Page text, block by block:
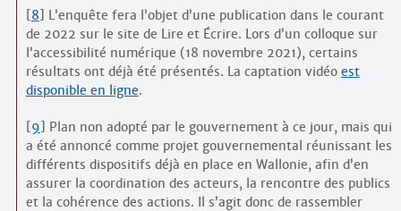
[8] L’enquête fera l’objet d’une publication dans le courant
de 2022 sur le site de Lire et Écrire. Lors d’un colloque sur
l’accessibilité numérique (18 novembre 2021), certains
résultats ont déjà été présentés. La captation vidéo est
disponible en ligne.
[9] Plan non adopté par le gouvernement à ce jour, mais qui
a été annoncé comme projet gouvernemental réunissant les
différents dispositifs déjà en place en Wallonie, afin d’en
assurer la coordination des acteurs, la rencontre des publics
et la cohérence des actions. Il s’agit donc de rassembler